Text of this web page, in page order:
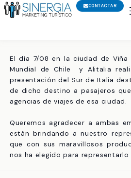
Ir
al
CONTACTAR
El día 7/08 en la ciudad de Viña
Mundial de Chile y Alitalia
presentación del Sur de Italia
de dicho destino a pasajeros
agencias de viajes de esa ciudad.
Queremos agradecer a ambas
están brindando a nuestro
que con sus maravillosos
nos ha elegido para representarlo